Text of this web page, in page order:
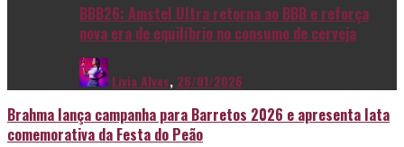
BBB26: Amstel Ultra retorna ao BBB e reforça
nova era de equilíbrio no consumo de cerveja
Livia Alves, 26/01/2026
Brahma lança campanha para Barretos 2026 e apresenta lata
comemorativa da Festa do Peão